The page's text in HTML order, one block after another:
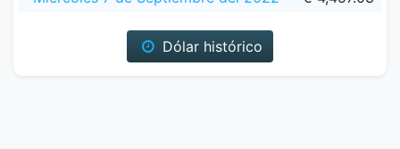
Dólar histórico